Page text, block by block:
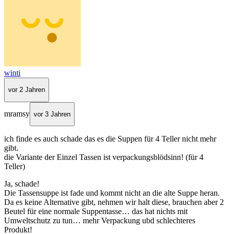
winti
vor 2 Jahren
mramsy vor 3 Jahren
ich finde es auch schade das es die Suppen für 4 Teller nicht mehr
gibt.
die Variante der Einzel Tassen ist verpackungsblödsinn! (für 4
Teller)
Ja, schade!
Die Tassensuppe ist fade und kommt nicht an die alte Suppe heran.
Da es keine Alternative gibt, nehmen wir halt diese, brauchen aber 2
Beutel für eine normale Suppentasse… das hat nichts mit
Umweltschutz zu tun… mehr Verpackung ubd schlechteres
Produkt!